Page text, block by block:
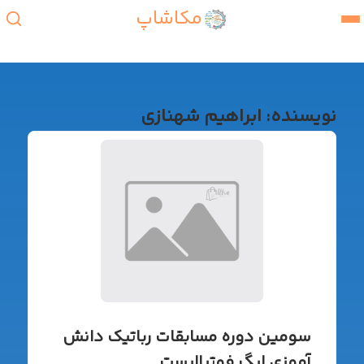
مکاشاپ
نویسنده: ابراهیم شهنازی
سومین دوره مسابقات رباتیک دانش